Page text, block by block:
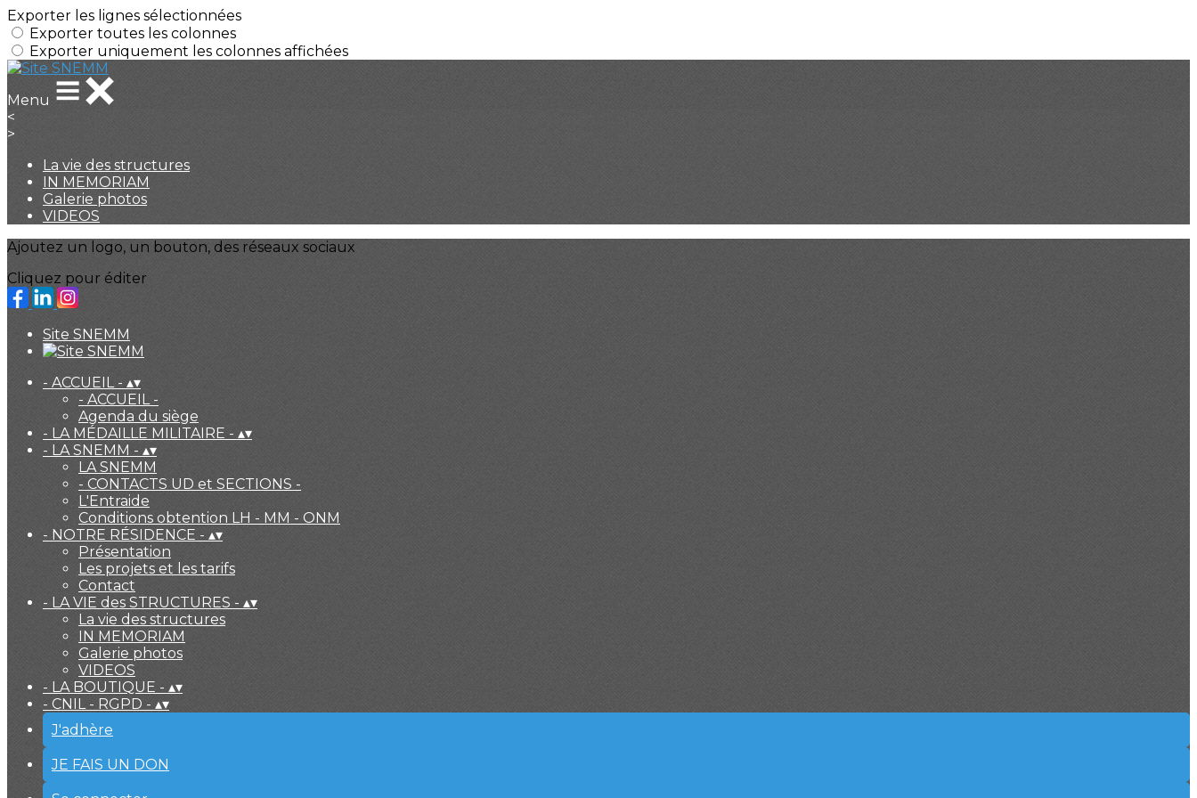
Exporter les lignes sélectionnées
Exporter toutes les colonnes
Exporter uniquement les colonnes affichées
Menu
<
>
La vie des structures
IN MEMORIAM
Galerie photos
VIDEOS
Ajoutez un logo, un bouton, des réseaux sociaux
Cliquez pour éditer
Site SNEMM
- ACCUEIL - ▴▾
- ACCUEIL -
Agenda du siège
- LA MÉDAILLE MILITAIRE - ▴▾
- LA SNEMM - ▴▾
LA SNEMM
- CONTACTS UD et SECTIONS -
L'Entraide
Conditions obtention LH - MM - ONM
- NOTRE RÉSIDENCE - ▴▾
Présentation
Les projets et les tarifs
Contact
- LA VIE des STRUCTURES - ▴▾
La vie des structures
IN MEMORIAM
Galerie photos
VIDEOS
- LA BOUTIQUE - ▴▾
- CNIL - RGPD - ▴▾
J'adhère
JE FAIS UN DON